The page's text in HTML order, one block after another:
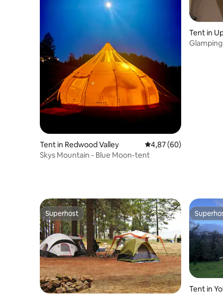
Tent in Redwood Valley Gemiddelde
4,87 (60)
Skys Mountain - Blue Moon-tent
Tent in
Glamping
Superhost
Superhost
Tent in